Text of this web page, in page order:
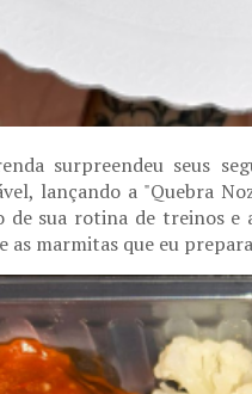
surpreendeu seus
lançando a "Quebra
sua rotina de treinos e
as marmitas que eu